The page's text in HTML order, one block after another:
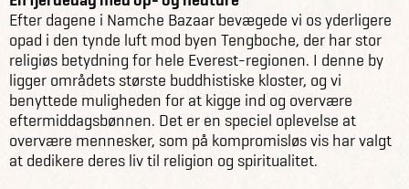
Efter dagene i Namche Bazaar bevægede vi os yderligere
opad i den tynde luft mod byen Tengboche, der har stor
religiøs betydning for hele Everest-regionen. I denne by
ligger områdets største buddhistiske kloster, og vi
benyttede muligheden for at kigge ind og overvære
eftermiddagsbønnen. Det er en speciel oplevelse at
overvære mennesker, som på kompromisløs vis har valgt
at dedikere deres liv til religion og spiritualitet.